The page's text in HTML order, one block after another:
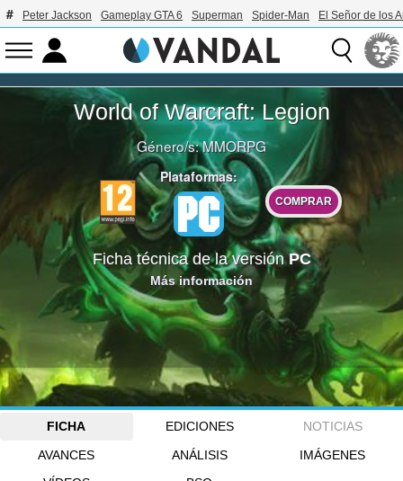
Peter Jackson Gameplay GTA 6 Superman Spider-Man El Señor de los
World of Warcraft: Legion
Género/s:MMORPG
Plataformas:
COMPRAR
Ficha técnica de la versiónPC
Más información
FICHA EDICIONES
NOTICIAS
AVANCES
ANÁLISIS
IMÁGENES